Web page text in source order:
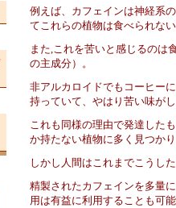
例えば、カフェインは神経系
てこれらの植物は食べられな
また,これを苦いと感じるのは
の主成分）。
非アルカロイドでもコーヒー
持っていて、やはり苦い味が
これも同様の理由で発達した
か持たない植物に多く見つか
しかし人間はこれまでこうし
精製されたカフェインを多量
用は有益に利用することも可